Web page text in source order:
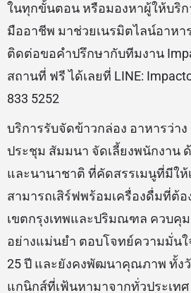
ในทุกขั้นตอน หรือมองหาผู้ให้บริ
มืออาชีพ มาช่วยเนรมิตไลน์อาหา
ติดต่อขอคำปรึกษากับทีมงาน
สถานที่ ฟรี ได้เลยที่ LINE:
833 5252
บริการรับจัดข้าวกล่อง อาหารว่า
ประชุม สัมมนา จัดเลี้ยงพนักงาน
และนานาชาติ ที่คัดสรรเมนูที่มีให้
สามารถเสิร์ฟพร้อมเครื่องดื่มที่ต้
เขตกรุงเทพและปริมณฑล ควบคุม
อย่างแม่นยำ ตอบโจทย์ความมั่น
25 ปี และยังคงพัฒนาคุณภาพ ทั้
แกนิกส์ที่เฟ้นหามาจากทั่วประเท